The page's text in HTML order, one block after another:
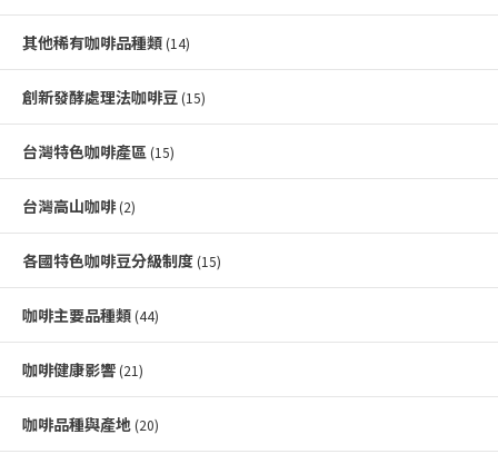
其他稀有咖啡品種類 (14)
創新發酵處理法咖啡豆 (15)
台灣特色咖啡產區 (15)
台灣高山咖啡(2)
各國特色咖啡豆分級制度 (15)
咖啡主要品種類 (44)
咖啡健康影響 (21)
咖啡品種與產地 (20)